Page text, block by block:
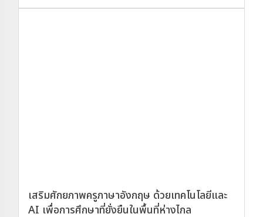
เสริมศักยภาพครูภาษาอังกฤษ ด้วยเทคโนโลยีและ
AI เพื่อการศึกษาที่ยั่งยืนในพื้นที่ห่างไกล